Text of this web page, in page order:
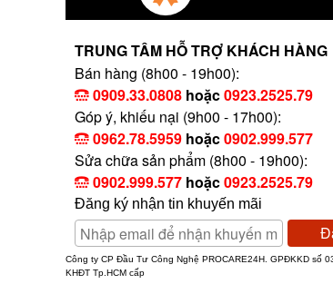
TRUNG TÂM HỖ TRỢ KHÁCH HÀNG
Bán hàng (8h00 - 19h00):
0909.33.0808 hoặc0923.2525.79
Góp ý, khiếu nại (9h00 - 17h00):
0962.78.5959 hoặc0902.999.577
Sửa chữa sản phẩm (8h00 - 19h00):
0902.999.577 hoặc0923.2525.79
Đăng ký nhận tin khuyến mãi
Công ty CP Đầu Tư Công Nghệ PROCARE24H. GPĐKKD số
KHĐT Tp.HCM cấp